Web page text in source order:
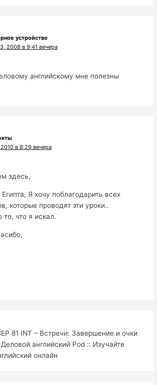
устройство
2008 в 9:41 вечера
английскому мне полезны
в 8:29 вечера
здесь,
Я хочу поблагодарить всех
которые проводят эти уроки..
то, что я искал.
81 INT – Встречи: Завершение и очки
английский Pod :: Изучайте
онлайн